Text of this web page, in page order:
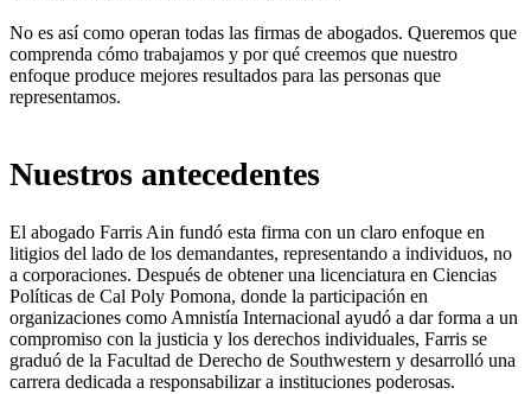
No es así como operan todas las firmas de abogados. Queremos que
comprenda cómo trabajamos y por qué creemos que nuestro
enfoque produce mejores resultados para las personas que
representamos.
Nuestros antecedentes
El abogado Farris Ain fundó esta firma con un claro enfoque en
litigios del lado de los demandantes, representando a individuos, no
a corporaciones. Después de obtener una licenciatura en Ciencias
Políticas de Cal Poly Pomona, donde la participación en
organizaciones como Amnistía Internacional ayudó a dar forma a un
compromiso con la justicia y los derechos individuales, Farris se
graduó de la Facultad de Derecho de Southwestern y desarrolló una
carrera dedicada a responsabilizar a instituciones poderosas.